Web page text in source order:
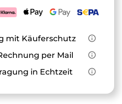
mit Käuferschutz
info_outline
per Mail
info_outline
in Echtzeit info_outline